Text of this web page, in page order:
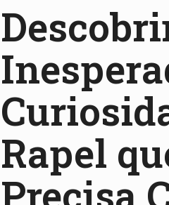
Rapel